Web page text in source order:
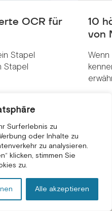
Surferlebnis zu
oder Inhalte zu
zu analysieren.
klicken, stimmen Sie
zu.
Alle akzeptieren
KOSTENLOSE BERATUNG *
OCR für
Stapel
Stapel
10
von
ALL